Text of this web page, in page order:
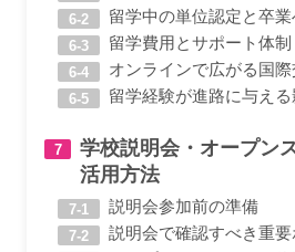
留学中の単位認定と卒
留学費用とサポート体制
オンラインで広がる国
留学経験が進路に与え
学校説明会・オープン
活用方法
説明会参加前の準備
説明会で確認すべき重要